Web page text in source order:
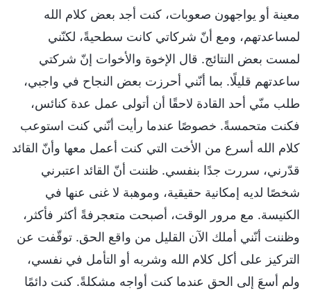
معينة أو يواجهون صعوبات، كنت أجد بعض كلام الله
لمساعدتهم، ومع أنّ شركاتي كانت سطحيةً، لكنّني
لمست بعض النتائج. قال الإخوة والأخوات إنّ شركتي
ساعدتهم قليلًا. بما أنّني أحرزت بعض النجاح في واجبي،
طلب منّي أحد القادة لاحقًا أن أتولى عمل عدة كنائس،
فكنت متحمسةً. خصوصًا عندما رأيت أنّني كنت استوعب
كلام الله أسرع من الأخت التي كنت أعمل معها وأنّ القائد
قدّرني، سررت جدًا بنفسي. ظننت أنّ القائد اعتبرني
شخصًا لديه إمكانية حقيقية، وموهبة لا غنى عنها في
الكنيسة. مع مرور الوقت، أصبحت متعجرفةً أكثر فأكثر،
وظننت أنّني أملك الآن القليل من واقع الحق. توقّفت عن
التركيز على أكل كلام الله وشربه أو التأمل في نفسي،
ولم أسعَ إلى الحق عندما كنت أواجه مشكلةً. كنت دائمًا